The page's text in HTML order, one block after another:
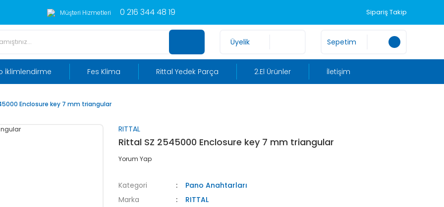
Müşteri Hizmetleri 0 216 344 48 19 Sipariş Takip
Üyelik Sepetim
İklimlendirme Fes Klima Rittal Yedek Parça 2.El Ürünler İletişim
Enclosure key 7 mm triangular
RITTAL
Rittal SZ 2545000 Enclosure key 7 mm triangular
Yorum Yap
Kategori
Pano Anahtarları
Marka
RITTAL